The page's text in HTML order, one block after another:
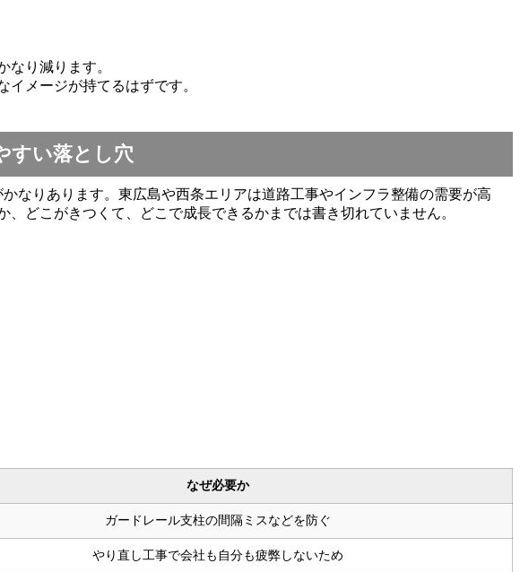
り減ります。
メージが持てるはずです。
すい落とし穴
なりあります。東広島や西条エリアは道路工事やインフラ整備の需要が高
、どこがきつくて、どこで成長できるかまでは書き切れていません。
なぜ必要か
ガードレール支柱の間隔ミスなどを防ぐ
やり直し工事で会社も自分も疲弊しないため